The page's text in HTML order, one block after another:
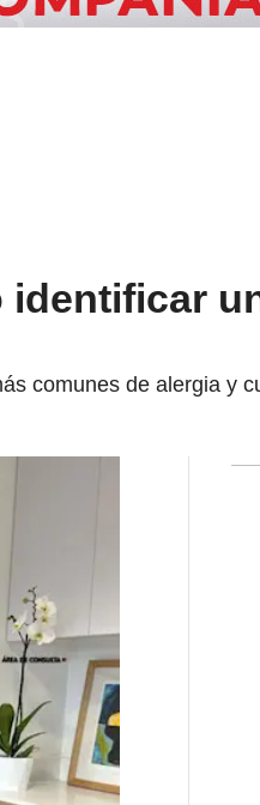
identificar
comunes de alergia y